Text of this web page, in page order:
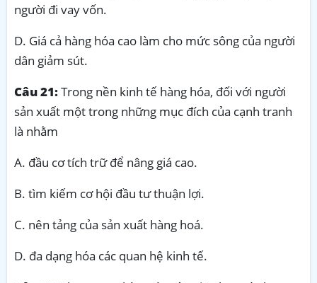
người đi vay vốn.
D. Giá cả hàng hóa cao làm cho mức sông của người
dân giảm sút.
Câu 21:Trong nền kinh tế hàng hóa, đối với người
sản xuất một trong những mục đích của cạnh tranh
là nhằm
A. đầu cơ tích trữ để nâng giá cao.
B. tìm kiếm cơ hội đầu tư thuận lợi.
C. nên tảng của sản xuất hàng hoá.
D. đa dạng hóa các quan hệ kinh tế.